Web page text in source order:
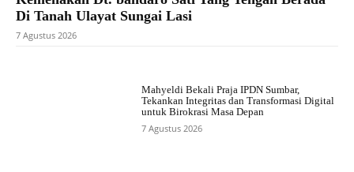
Di Tanah Ulayat Sungai Lasi
7 Agustus 2026
Mahyeldi Bekali Praja IPDN Sumbar,
Tekankan Integritas dan Transformasi Digital
untuk Birokrasi Masa Depan
7 Agustus 2026